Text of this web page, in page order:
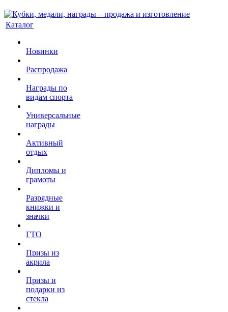
Каталог
Новинки
Распродажа
Награды по
видам спорта
Универсальные
награды
Активный
отдых
Дипломы и
грамоты
Разрядные
книжки и
значки
ГТО
Призы из
акрила
Призы и
подарки из
стекла